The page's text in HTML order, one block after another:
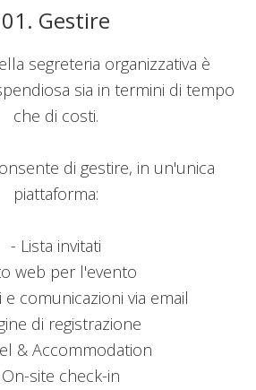
01. Gestire
segreteria organizzativa è
sia in termini di tempo
che di costi.
di gestire, in un'unica
piattaforma:
- Lista invitati
web per l'evento
e comunicazioni via email
di registrazione
& Accommodation
site check-in